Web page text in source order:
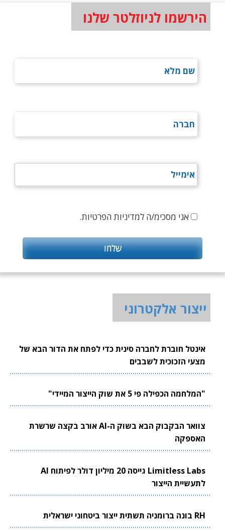
הירשמו לניוזלטר שלנו
אני מסכימ/ה למדיניות הפרטיות.
ייצור אלקטרוני
אינטל חוברת לחברה סינית כדי לפתח את הדור הבא של
מצעי הזכוכית לשבבים
"המלחמה הכפילה פי 5 את שוק הייצור המיידי"
צוואר הבקבוק הבא בשוק ה-AI אורב בקצה שרשרת
האספקה
Limitless Labs גייסה 20 מיליון דולר לפיתוח AI
לתעשיית הייצור
RH בונה ברומניה תשתית ייצור ביטחוני ישראלית